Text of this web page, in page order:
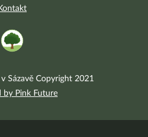
Sázavě Copyright 2021
by Pink Future